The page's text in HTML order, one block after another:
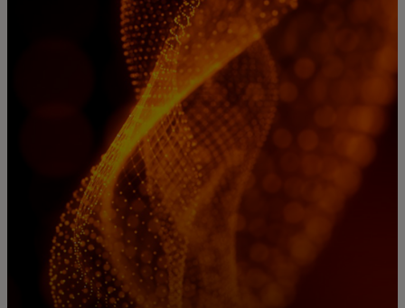
Para empresas
Para el mundo
Para innovadores
Noticias y tendencias